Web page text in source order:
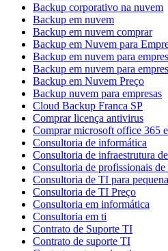
Backup corporativo na nuvem
Backup em nuvem
Backup em nuvem comprar
Backup em Nuvem para
Backup em nuvem para
Backup em nuvem para
Backup em Nuvem Preço
Backup nuvem para empresas
Cloud Backup Franca SP
Comprar licença antivirus
Comprar microsoft office 365
Consultoria de informática
Consultoria de infraestrutura
Consultoria de profissionais de
Consultoria de TI para
Consultoria de TI Preço
Consultoria em informática
Consultoria em ti
Contrato de Suporte TI
Contrato de suporte TI